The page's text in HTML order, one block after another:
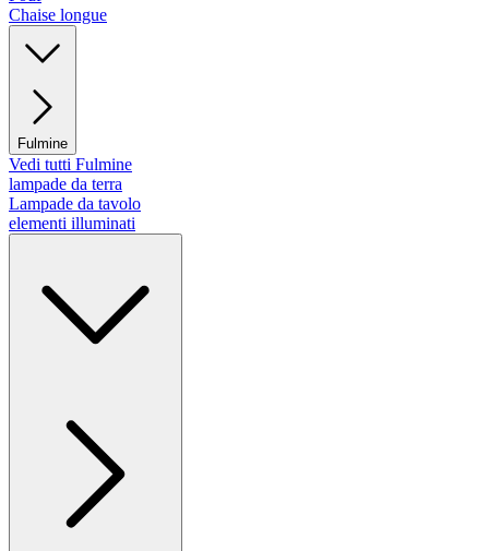
Chaise longue
Fulmine
Vedi tutti Fulmine
lampade da terra
Lampade da tavolo
elementi illuminati